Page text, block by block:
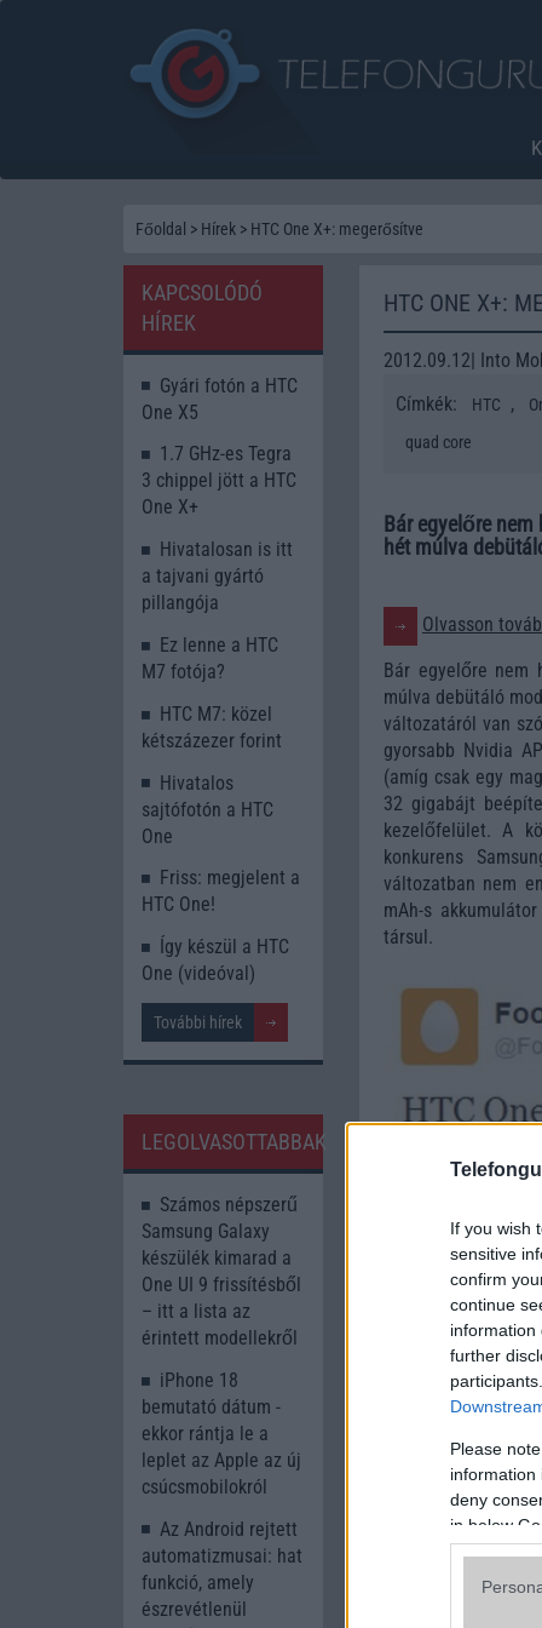
If you wish
sensitive
confirm
continue
information
further
Please
information
deny
in below
Főoldal > Hírek > HTC One X+: megerősítve
HTC ONE X+:
2012.09.12| Into
Címkék:
HTC ,
quad core
Bár egyelőre
hét múlva
Olvasson
Bár egyelőre nem
múlva debütáló
változatáról van
gyorsabb Nvidia
(amíg csak egy
32 gigabájt
kezelőfelület. A
konkurens
változatban nem
mAh-s
társul.
A cikkhez
Into Mobile
Daily Mobile
KAPCSOLÓDÓ
HÍREK
Gyári fotón a HTC
One X5
1.7 GHz-es Tegra
3 chippel jött a HTC
One X+
Hivatalosan is itt
a tajvani gyártó
pillangója
Ez lenne a HTC
M7 fotója?
HTC M7: közel
kétszázezer forint
Hivatalos
sajtófotón a HTC
One
Friss: megjelent a
HTC One!
Így készül a HTC
One (videóval)
További hírek
LEGOLVASOTTABBAK
Számos népszerű
Samsung Galaxy
készülék kimarad a
One UI 9 frissítésből
– itt a lista az
érintett modellekről
iPhone 18
bemutató dátum -
ekkor rántja le a
leplet az Apple az új
csúcsmobilokról
Az Android rejtett
automatizmusai: hat
funkció, amely
észrevétlenül